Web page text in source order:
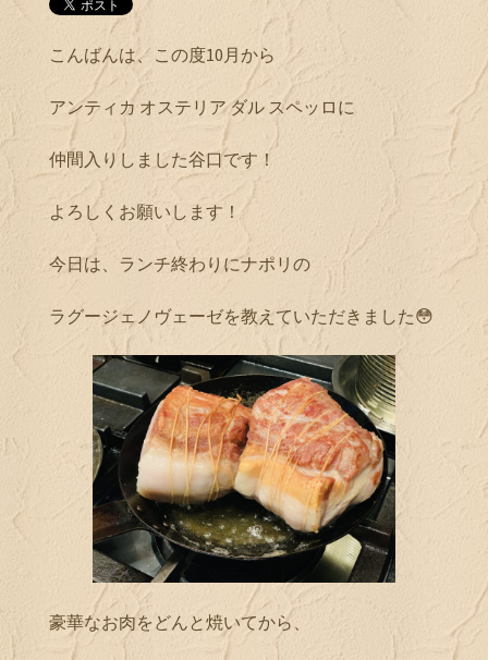
こんばんは、この度10月から
アンティカ オステリア ダル スペッロに
仲間入りしました谷口です！
よろしくお願いします！
今日は、ランチ終わりにナポリの
ラグージェノヴェーゼを教えていただきました😳
豪華なお肉をどんと焼いてから、